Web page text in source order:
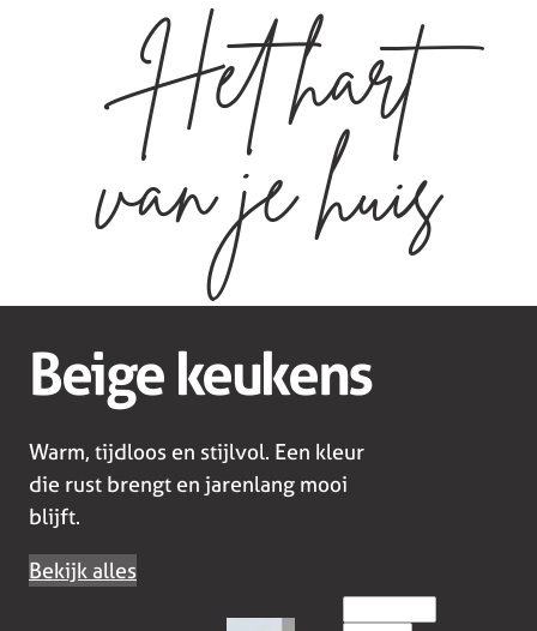
Het hart
van je huis
Beige keukens
Warm, tijdloos en stijlvol. Een kleur
die rust brengt en jarenlang mooi
blijft.
Bekijk alles